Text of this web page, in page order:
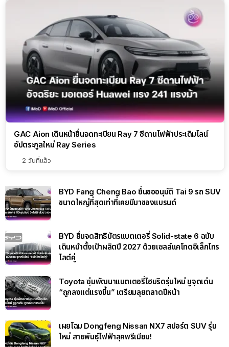
GAC Aion เดินหน้ายื่นจดทะเบียน Ray 7 ซีดานไฟฟ้าประเดิมไลน์
อัปตระกูลใหม่ Ray Series
2 วันที่แล้ว
BYD Fang Cheng Bao ยื่นขออนุมัติ Tai 9 รถ SUV
ขนาดใหญ่ที่สุดเท่าที่เคยมีมาของแบรนด์
BYD ยื่นจดสิทธิบัตรแบตเตอรี่ Solid-state 6 ฉบับ
เดินหน้าตั้งเป้าผลิตปี 2027 ด้วยเซลล์แคโทดอิเล็กโทร
ไลต์คู่
Toyota ซุ่มพัฒนาแบตเตอรี่ไฮบริดรุ่นใหม่ ชูจุดเด่น
“ถูกลงแต่แรงขึ้น” เตรียมลุยตลาดปีหน้า
เผยโฉม Dongfeng Nissan NX7 สปอร์ต SUV รุ่น
ใหม่ สายพันธุ์ไฟฟ้าลุคพรีเมียม!